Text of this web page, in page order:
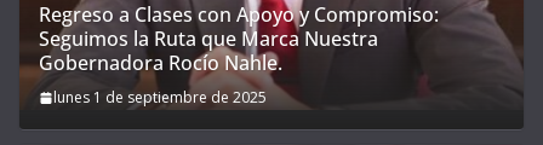
Regreso a Clases con Apoyo y Compromiso:
Seguimos la Ruta que Marca Nuestra
Gobernadora Rocío Nahle.
lunes 1 de septiembre de 2025